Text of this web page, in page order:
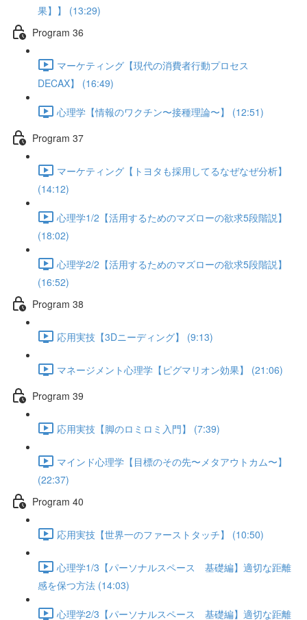
果】】 (13:29)
Program 36
マーケティング【現代の消費者行動プロセス
DECAX】 (16:49)
心理学【情報のワクチン〜接種理論〜】 (12:51)
Program 37
マーケティング【トヨタも採用してるなぜなぜ分析】
(14:12)
心理学1/2【活用するためのマズローの欲求5段階説】
(18:02)
心理学2/2【活用するためのマズローの欲求5段階説】
(16:52)
Program 38
応用実技【3Dニーディング】 (9:13)
マネージメント心理学【ピグマリオン効果】 (21:06)
Program 39
応用実技【脚のロミロミ入門】 (7:39)
マインド心理学【目標のその先〜メタアウトカム〜】
(22:37)
Program 40
応用実技【世界一のファーストタッチ】 (10:50)
心理学1/3【パーソナルスペース 基礎編】適切な距離
感を保つ方法 (14:03)
心理学2/3【パーソナルスペース 基礎編】適切な距離